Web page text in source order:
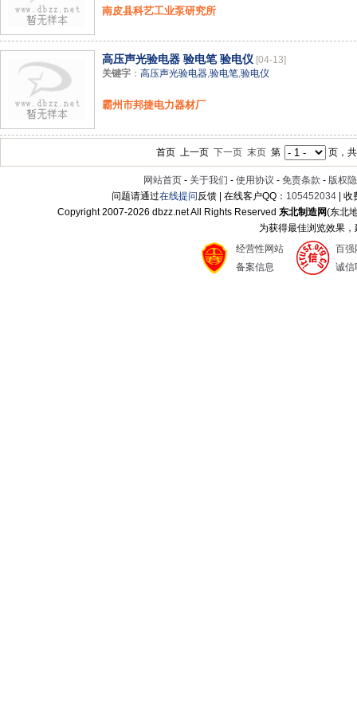
南皮县科艺工业泵研究所
高压声光验电器 验电笔 验电仪 [04-13]
关键字 ： 高压声光验电器,验电笔,验电仪
霸州市邦捷电力器材厂
首页 上一页下一页 末页 第 页，
网站首页 - 关于我们 - 使用协议 - 免责条款 - 版权
问题请通过在线提问反馈 | 在线客户QQ： 105452034 |
Copyright 2007-2026 dbzz.net All Rights Reserved东北制造网(东北
为获得最佳浏览效果
经营性网站
备案信息
百强
诚信